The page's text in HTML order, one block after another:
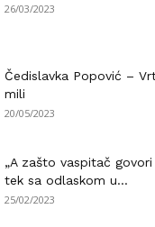
26/03/2023
Čedislavka Popović –
mili
20/05/2023
„A zašto vaspitač
tek sa odlaskom u...
25/02/2023